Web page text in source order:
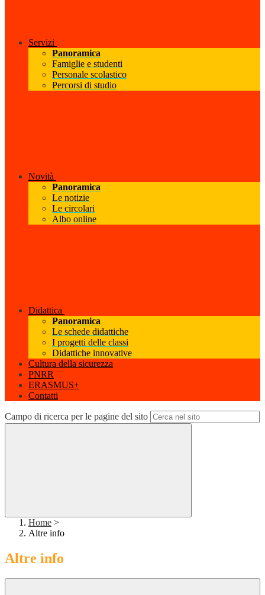
Servizi
Panoramica
Famiglie e studenti
Personale scolastico
Percorsi di studio
Novità
Panoramica
Le notizie
Le circolari
Albo online
Didattica
Panoramica
Le schede didattiche
I progetti delle classi
Didattiche innovative
Cultura della sicurezza
PNRR
ERASMUS+
Contatti
Campo di ricerca per le pagine del sito
Home >
Altre info
Altre info